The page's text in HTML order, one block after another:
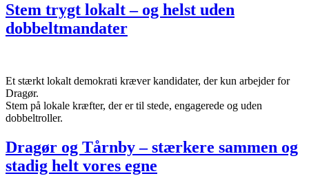
Stem trygt lokalt – og helst uden
dobbeltmandater
Et stærkt lokalt demokrati kræver kandidater, der kun arbejder for
Dragør.
Stem på lokale kræfter, der er til stede, engagerede og uden
dobbeltroller.
Dragør og Tårnby – stærkere sammen og
stadig helt vores egne